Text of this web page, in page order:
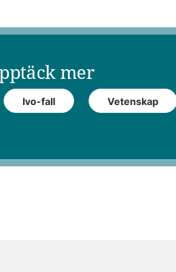
mer
Ivo-fall Vetenskap